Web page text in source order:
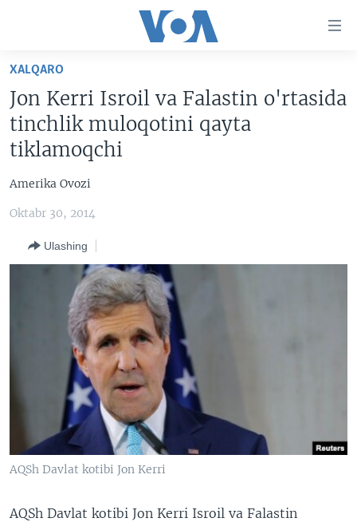
Boshiga
Qidiruvga
o'ting
AMERIKA
MARKAZIY OSIYO
AMERIKA MANZARALARI
XALQARO HAYOT
VASHINGTON CHOYXONASI
MOBIL-SALOM!
XABARLAR SURATLARDA
IJTIMOIY TARMOQLAR
FACEBOOK
YOUTUBE
INSTAGRAM
ODNOKLASSNIKI
TELEGRAM
TWITTER
SOUNDCLOUD
INGLIZ TILI DARSLARI
EDITORIAL
Learning English
VOA
XALQARO
Jon Kerri Isroil va Falastin o'rtasida
tinchlik muloqotini qayta
tiklamoqchi
Amerika Ovozi
Oktabr 30, 2014
Ulashing
AQSh Davlat kotibi Jon Kerri
AQSh Davlat kotibi Jon Kerri Isroil va Falastin